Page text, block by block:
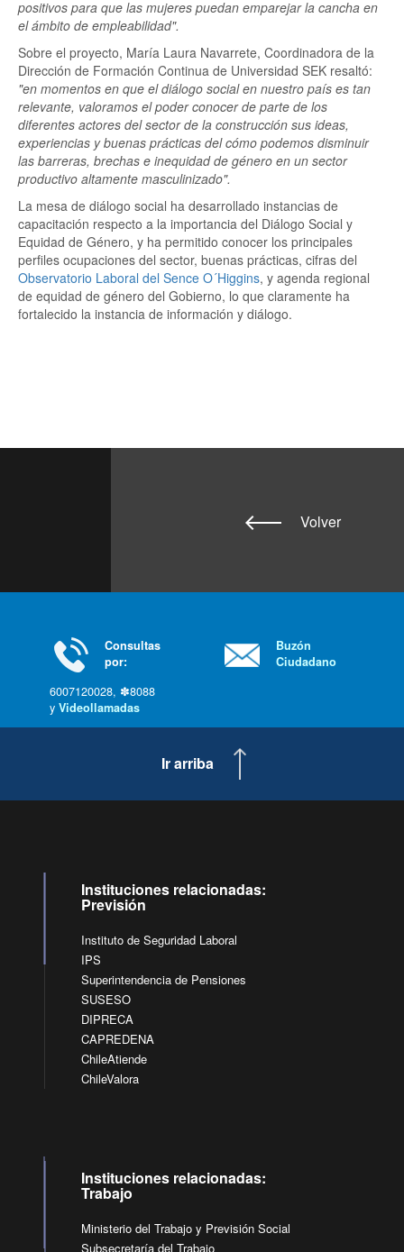
positivos para que las mujeres puedan emparejar la cancha en
el ámbito de empleabilidad".
Sobre el proyecto, María Laura Navarrete, Coordinadora de la
Dirección de Formación Continua de Universidad SEK resaltó:
"en momentos en que el diálogo social en nuestro país es tan
relevante, valoramos el poder conocer de parte de los
diferentes actores del sector de la construcción sus ideas,
experiencias y buenas prácticas del cómo podemos disminuir
las barreras, brechas e inequidad de género en un sector
productivo altamente masculinizado".
La mesa de diálogo social ha desarrollado instancias de
capacitación respecto a la importancia del Diálogo Social y
Equidad de Género, y ha permitido conocer los principales
perfiles ocupaciones del sector, buenas prácticas, cifras del
Observatorio Laboral del Sence O´Higgins, y agenda regional
de equidad de género del Gobierno, lo que claramente ha
fortalecido la instancia de información y diálogo.
Volver
Consultas
por:
6007120028, ✽8088
y Videollamadas
Buzón
Ciudadano
Ir arriba
Instituciones relacionadas:
Previsión
Instituto de Seguridad Laboral
IPS
Superintendencia de Pensiones
SUSESO
DIPRECA
CAPREDENA
ChileAtiende
ChileValora
Instituciones relacionadas:
Trabajo
Ministerio del Trabajo y Previsión Social
Subsecretaría del Trabajo